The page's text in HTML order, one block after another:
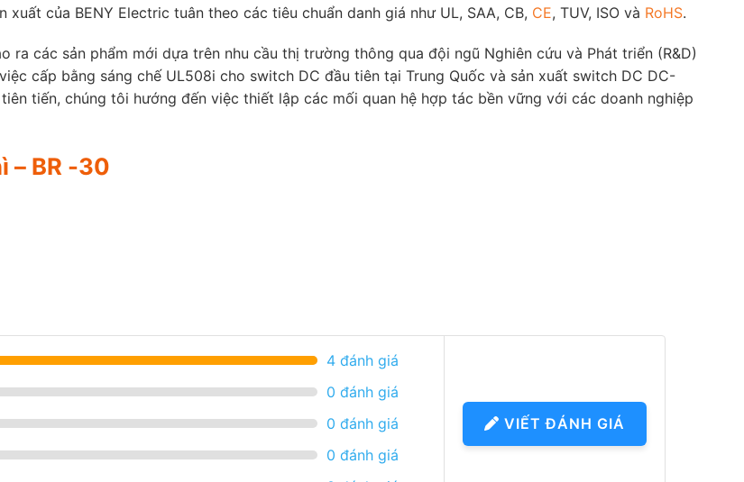
của BENY Electric tuân theo các tiêu chuẩn danh giá như UL, SAA, CB, CE, TUV, ISO và RoHS.
các sản phẩm mới dựa trên nhu cầu thị trường thông qua đội ngũ Nghiên cứu và Phát triển (R&D)
cấp bằng sáng chế UL508i cho switch DC đầu tiên tại Trung Quốc và sản xuất switch DC DC-
tiến, chúng tôi hướng đến việc thiết lập các mối quan hệ hợp tác bền vững với các doanh nghiệp
– BR -30
4 đánh giá
0 đánh giá
0 đánh giá
0 đánh giá
VIẾT ĐÁNH GIÁ